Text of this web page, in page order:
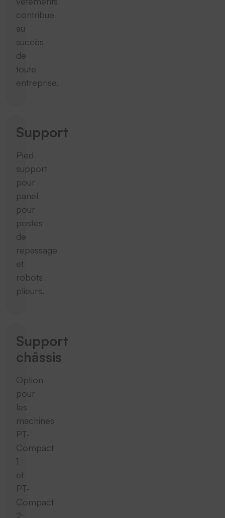
contribue
au
succès
de
toute
entreprise.
Support
Pied
support
pour
panel
pour
postes
de
repassage
et
robots
plieurs.
Support
châssis
Option
pour
les
machines
PT-
Compact
1
et
PT-
Compact
2: